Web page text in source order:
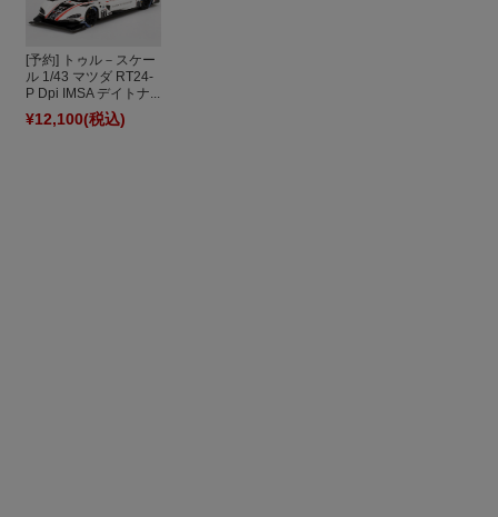
[予約] トゥル－スケー
ル 1/43 マツダ RT24-
P Dpi IMSA デイトナ...
¥12,100(税込)